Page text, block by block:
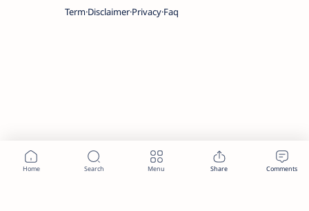
Term Disclaimer Privacy Faq